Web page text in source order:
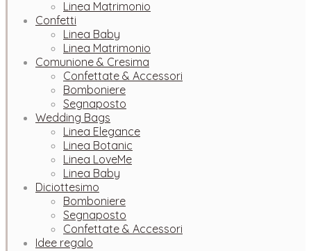
Linea Matrimonio
Confetti
Linea Baby
Linea Matrimonio
Comunione & Cresima
Confettate & Accessori
Bomboniere
Segnaposto
Wedding Bags
Linea Elegance
Linea Botanic
Linea LoveMe
Linea Baby
Diciottesimo
Bomboniere
Segnaposto
Confettate & Accessori
Idee regalo